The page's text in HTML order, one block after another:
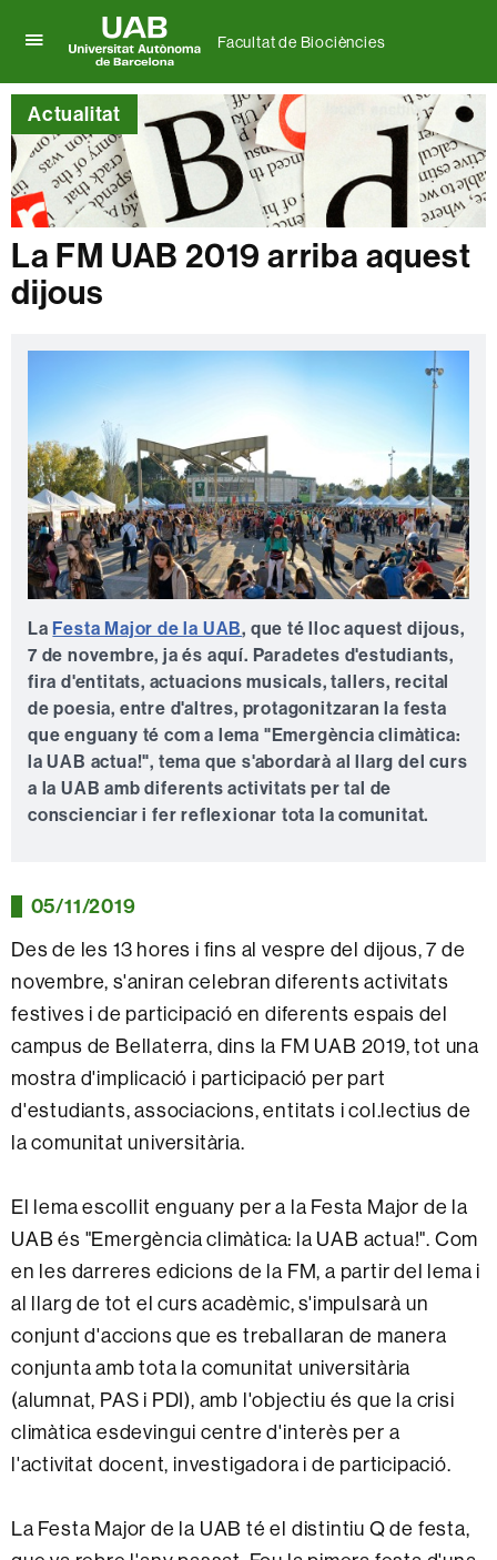
per
desplegar
el
menú
de
Facultat
de
Biociències
Universitat
Autònoma
de
Barcelona
Facultat de Biociències
Actualitat
La FM UAB 2019 arriba aquest
dijous
La Festa Major de la UAB, que té lloc aquest dijous,
7 de novembre, ja és aquí. Paradetes d'estudiants,
fira d'entitats, actuacions musicals, tallers, recital
de poesia, entre d'altres, protagonitzaran la festa
que enguany té com a lema "Emergència climàtica:
la UAB actua!", tema que s'abordarà al llarg del curs
a la UAB amb diferents activitats per tal de
conscienciar i fer reflexionar tota la comunitat.
05/11/2019
Des de les 13 hores i fins al vespre del dijous, 7 de
novembre, s'aniran celebran diferents activitats
festives i de participació en diferents espais del
campus de Bellaterra, dins la FM UAB 2019, tot una
mostra d'implicació i participació per part
d'estudiants, associacions, entitats i col.lectius de
la comunitat universitària.
El lema escollit enguany per a la Festa Major de la
UAB és "Emergència climàtica: la UAB actua!". Com
en les darreres edicions de la FM, a partir del lema i
al llarg de tot el curs acadèmic, s'impulsarà un
conjunt d'accions que es treballaran de manera
conjunta amb tota la comunitat universitària
(alumnat, PAS i PDI), amb l'objectiu és que la crisi
climàtica esdevingui centre d'interès per a
l'activitat docent, investigadora i de participació.
La Festa Major de la UAB té el distintiu Q de festa,